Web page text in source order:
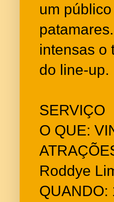
um
intensas o
do line-up.
SERVIÇO
O QUE:
Roddye
QUANDO: